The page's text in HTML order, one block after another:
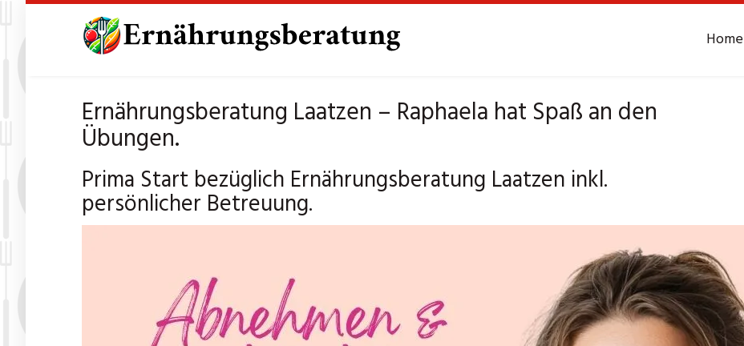
Home
Ernährungsberatung Laatzen – Raphaela hat Spaß an den
Übungen.
Prima Start bezüglich Ernährungsberatung Laatzen inkl.
persönlicher Betreuung.